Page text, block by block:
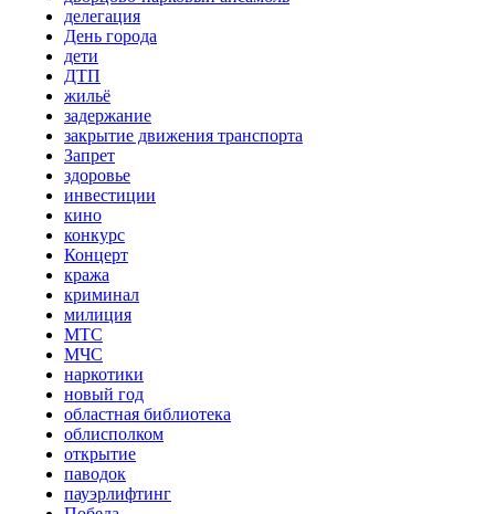
делегация
День города
дети
ДТП
жильё
задержание
закрытие движения транспорта
Запрет
здоровье
инвестиции
кино
конкурс
Концерт
кража
криминал
милиция
МТС
МЧС
наркотики
новый год
областная библиотека
облисполком
открытие
паводок
пауэрлифтинг